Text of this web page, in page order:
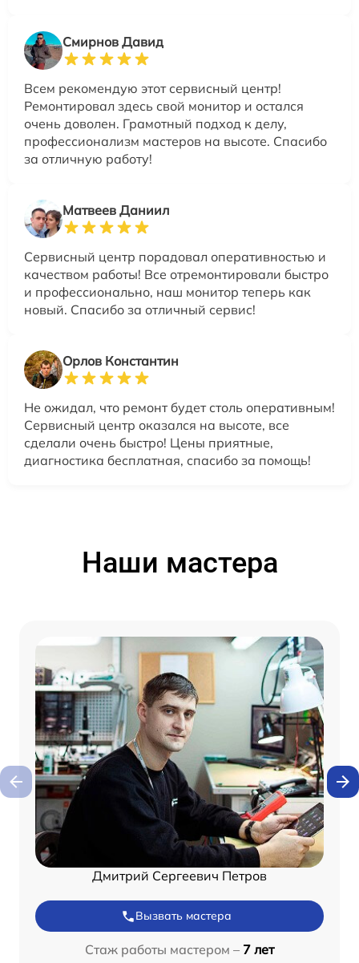
Смирнов Давид
Всем рекомендую этот сервисный центр!
Ремонтировал здесь свой монитор и остался
очень доволен. Грамотный подход к делу,
профессионализм мастеров на высоте. Спасибо
за отличную работу!
Матвеев Даниил
Сервисный центр порадовал оперативностью и
качеством работы! Все отремонтировали быстро
и профессионально, наш монитор теперь как
новый. Спасибо за отличный сервис!
Орлов Константин
Не ожидал, что ремонт будет столь оперативным!
Сервисный центр оказался на высоте, все
сделали очень быстро! Цены приятные,
диагностика бесплатная, спасибо за помощь!
Наши мастера
Дмитрий Сергеевич Петров
Вызвать мастера
Стаж работы мастером – 7 лет